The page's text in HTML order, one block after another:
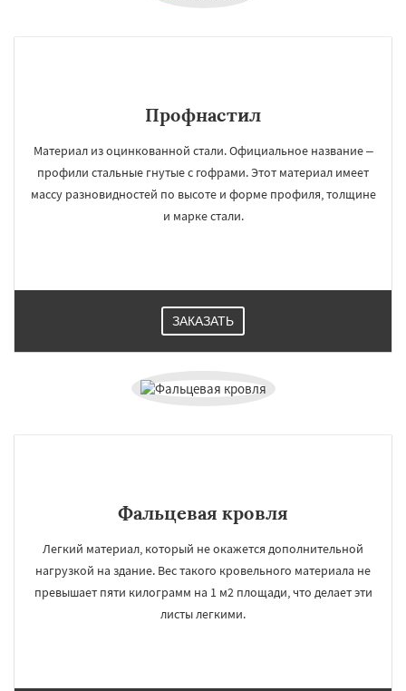
Профнастил
Материал из оцинкованной стали. Официальное название –
профили стальные гнутые с гофрами. Этот материал имеет
массу разновидностей по высоте и форме профиля, толщине
и марке стали.
ЗАКАЗАТЬ
Фальцевая кровля
Легкий материал, который не окажется дополнительной
нагрузкой на здание. Вес такого кровельного материала не
превышает пяти килограмм на 1 м2 площади, что делает эти
листы легкими.